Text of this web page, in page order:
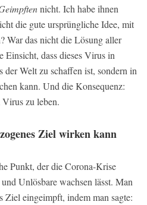
nicht. Ich habe ihnen
die gute ursprüngliche Idee, mit
War das nicht die Lösung aller
Einsicht, dass dieses Virus in
der Welt zu schaffen ist, sondern in
kann. Und die Konsequenz:
zu leben.
Ziel wirken kann
Punkt, der die Corona-Krise
Unlösbare wachsen lässt. Man
Ziel eingeimpft, indem man sagte: